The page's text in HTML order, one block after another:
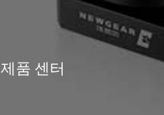
제품 센터